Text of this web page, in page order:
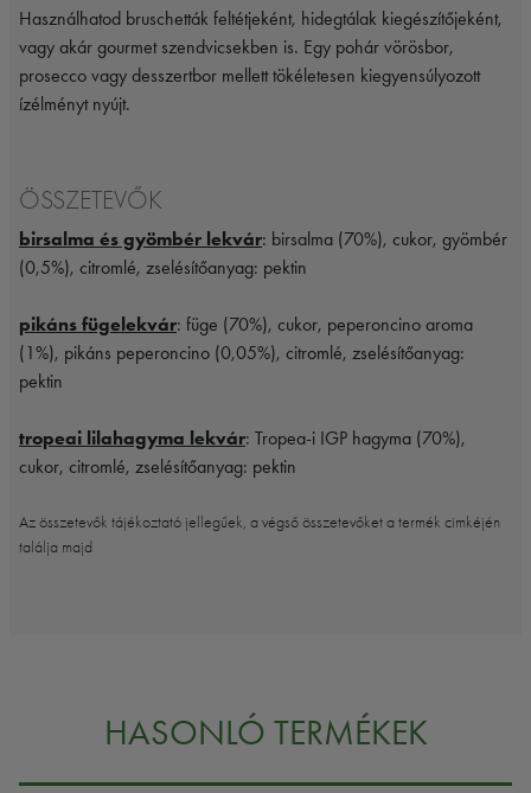
Használhatod bruschetták feltétjeként, hidegtálak kiegészítőjeként,
vagy akár gourmet szendvicsekben is. Egy pohár vörösbor,
prosecco vagy desszertbor mellett tökéletesen kiegyensúlyozott
ízélményt nyújt.
ÖSSZETEVŐK
birsalma és gyömbér lekvár: birsalma (70%), cukor, gyömbér
(0,5%), citromlé, zselésítőanyag: pektin
pikáns fügelekvár: füge (70%), cukor, peperoncino aroma
(1%), pikáns peperoncino (0,05%), citromlé, zselésítőanyag:
pektin
tropeai lilahagyma lekvár: Tropea-i IGP hagyma (70%),
cukor, citromlé, zselésítőanyag: pektin
Az összetevők tájékoztató jellegűek, a végső összetevőket a termék cimkéjén
találja majd
HASONLÓ TERMÉKEK